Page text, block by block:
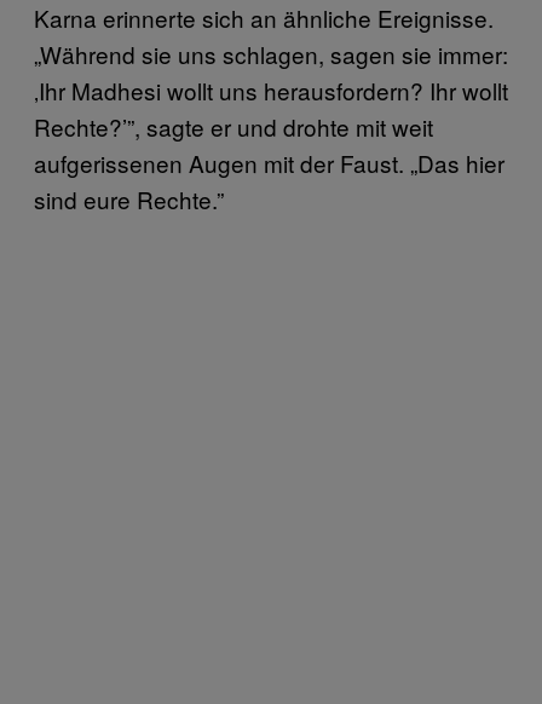
Karna erinnerte sich an ähnliche Ereignisse.
„Während sie uns schlagen, sagen sie immer:
‚Ihr Madhesi wollt uns herausfordern? Ihr wollt
Rechte?’”, sagte er und drohte mit weit
aufgerissenen Augen mit der Faust. „Das hier
sind eure Rechte.”